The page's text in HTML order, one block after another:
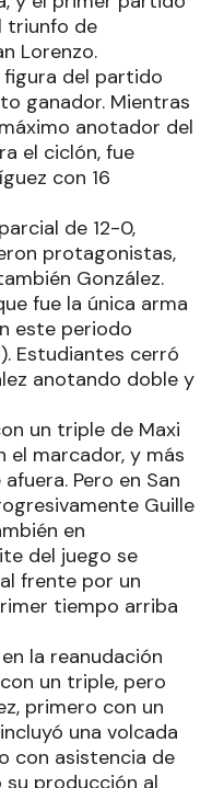
triunfo de
Lorenzo.
figura del partido
ganador. Mientras
anotador del
el ciclón, fue
con 16
de 12-0,
protagonistas,
González.
fue la única arma
este periodo
Estudiantes cerró
anotando doble y
un triple de Maxi
el marcador, y más
Pero en San
Guille
en
del juego se
frente por un
tiempo arriba
la reanudación
un triple, pero
primero con un
una volcada
con asistencia de
su producción al